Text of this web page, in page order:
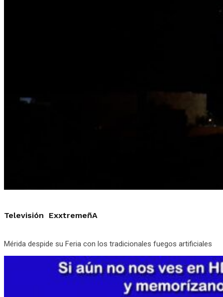
Televisión ExxtremeñA
Mérida despide su Feria con los tradicionales fuegos artificiales